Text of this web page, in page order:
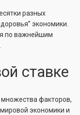
разных
экономики.
по важнейшим
ставке
множества факторов,
экономики и